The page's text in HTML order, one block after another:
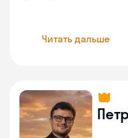
Читать дальше
Петр